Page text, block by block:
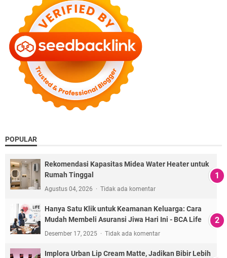
POPULAR
Rekomendasi Kapasitas Midea Water Heater untuk
Rumah Tinggal
Agustus 04, 2026 Tidak ada komentar
Hanya Satu Klik untuk Keamanan Keluarga: Cara
Mudah Membeli Asuransi Jiwa Hari Ini - BCA Life
Desember 17, 2025 Tidak ada komentar
Implora Urban Lip Cream Matte, Jadikan Bibir Lebih